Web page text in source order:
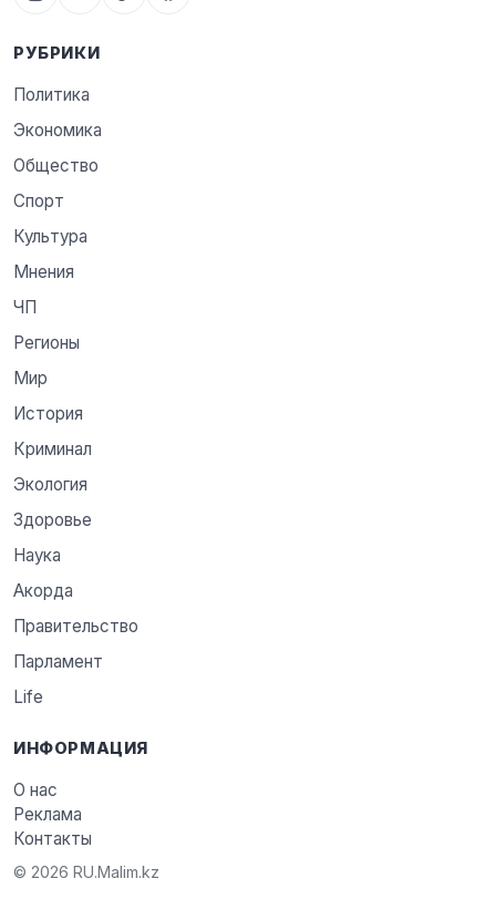
РУБРИКИ
Политика
Экономика
Общество
Спорт
Культура
Мнения
ЧП
Регионы
Мир
История
Криминал
Экология
Здоровье
Наука
Акорда
Правительство
Парламент
Life
ИНФОРМАЦИЯ
О нас
Реклама
Контакты
© 2026 RU.Malim.kz